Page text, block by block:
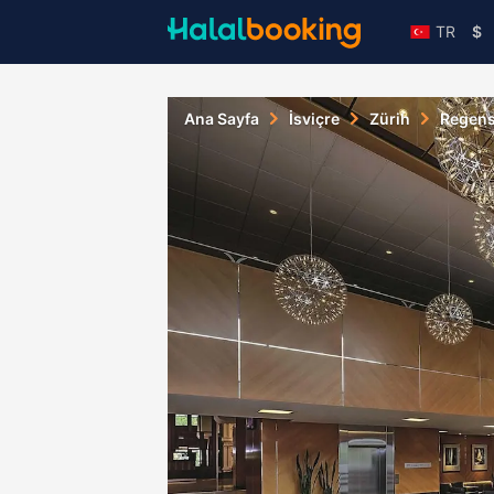
TR $
Ana Sayfa İsviçre Zürih